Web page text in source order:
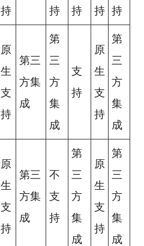
持
持
持
持 持
原
生
支
持
第三
方集
成
第
三
方
集
成
支
持
原
生
支
持
第
三
方
集
成
原
生
支
持
第三
方集
成
不
支
持
第
三
方
集
成
原
生
支
持
第
三
方
集
成